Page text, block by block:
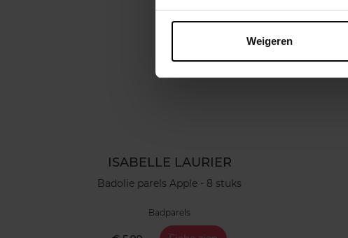
Weigeren
ISABELLE LAURIER
Badolie parels Apple - 8 stuks
Badparels